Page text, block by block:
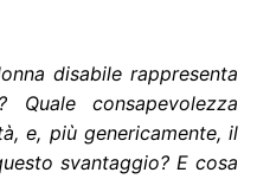
disabile rappresenta
Quale consapevolezza
e, più genericamente, il
svantaggio?E cosa